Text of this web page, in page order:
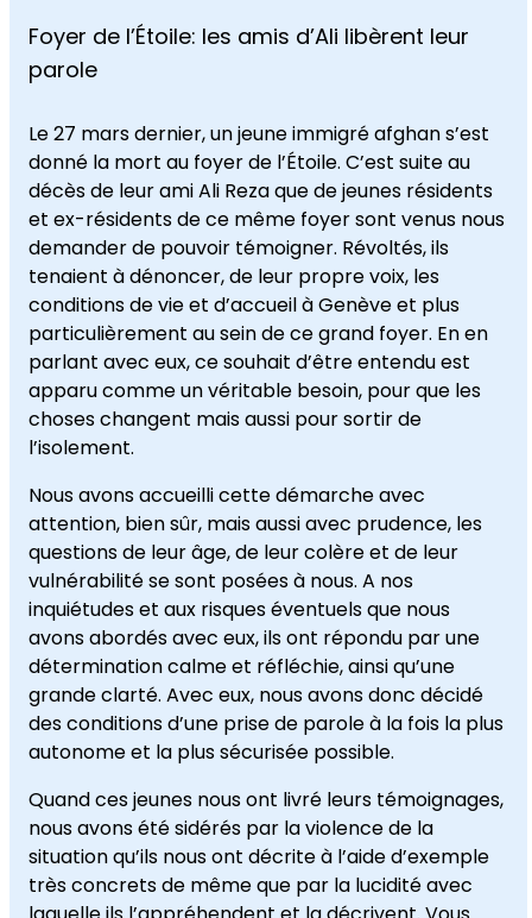
Foyer de l’Étoile: les amis d’Ali libèrent leur
parole
Le 27 mars dernier, un jeune immigré afghan s’est
donné la mort au foyer de l’Étoile. C’est suite au
décès de leur ami Ali Reza que de jeunes résidents
et ex-résidents de ce même foyer sont venus nous
demander de pouvoir témoigner. Révoltés, ils
tenaient à dénoncer, de leur propre voix, les
conditions de vie et d’accueil à Genève et plus
particulièrement au sein de ce grand foyer. En en
parlant avec eux, ce souhait d’être entendu est
apparu comme un véritable besoin, pour que les
choses changent mais aussi pour sortir de
l’isolement.
Nous avons accueilli cette démarche avec
attention, bien sûr, mais aussi avec prudence, les
questions de leur âge, de leur colère et de leur
vulnérabilité se sont posées à nous. A nos
inquiétudes et aux risques éventuels que nous
avons abordés avec eux, ils ont répondu par une
détermination calme et réfléchie, ainsi qu’une
grande clarté. Avec eux, nous avons donc décidé
des conditions d’une prise de parole à la fois la plus
autonome et la plus sécurisée possible.
Quand ces jeunes nous ont livré leurs témoignages,
nous avons été sidérés par la violence de la
situation qu’ils nous ont décrite à l’aide d’exemple
très concrets de même que par la lucidité avec